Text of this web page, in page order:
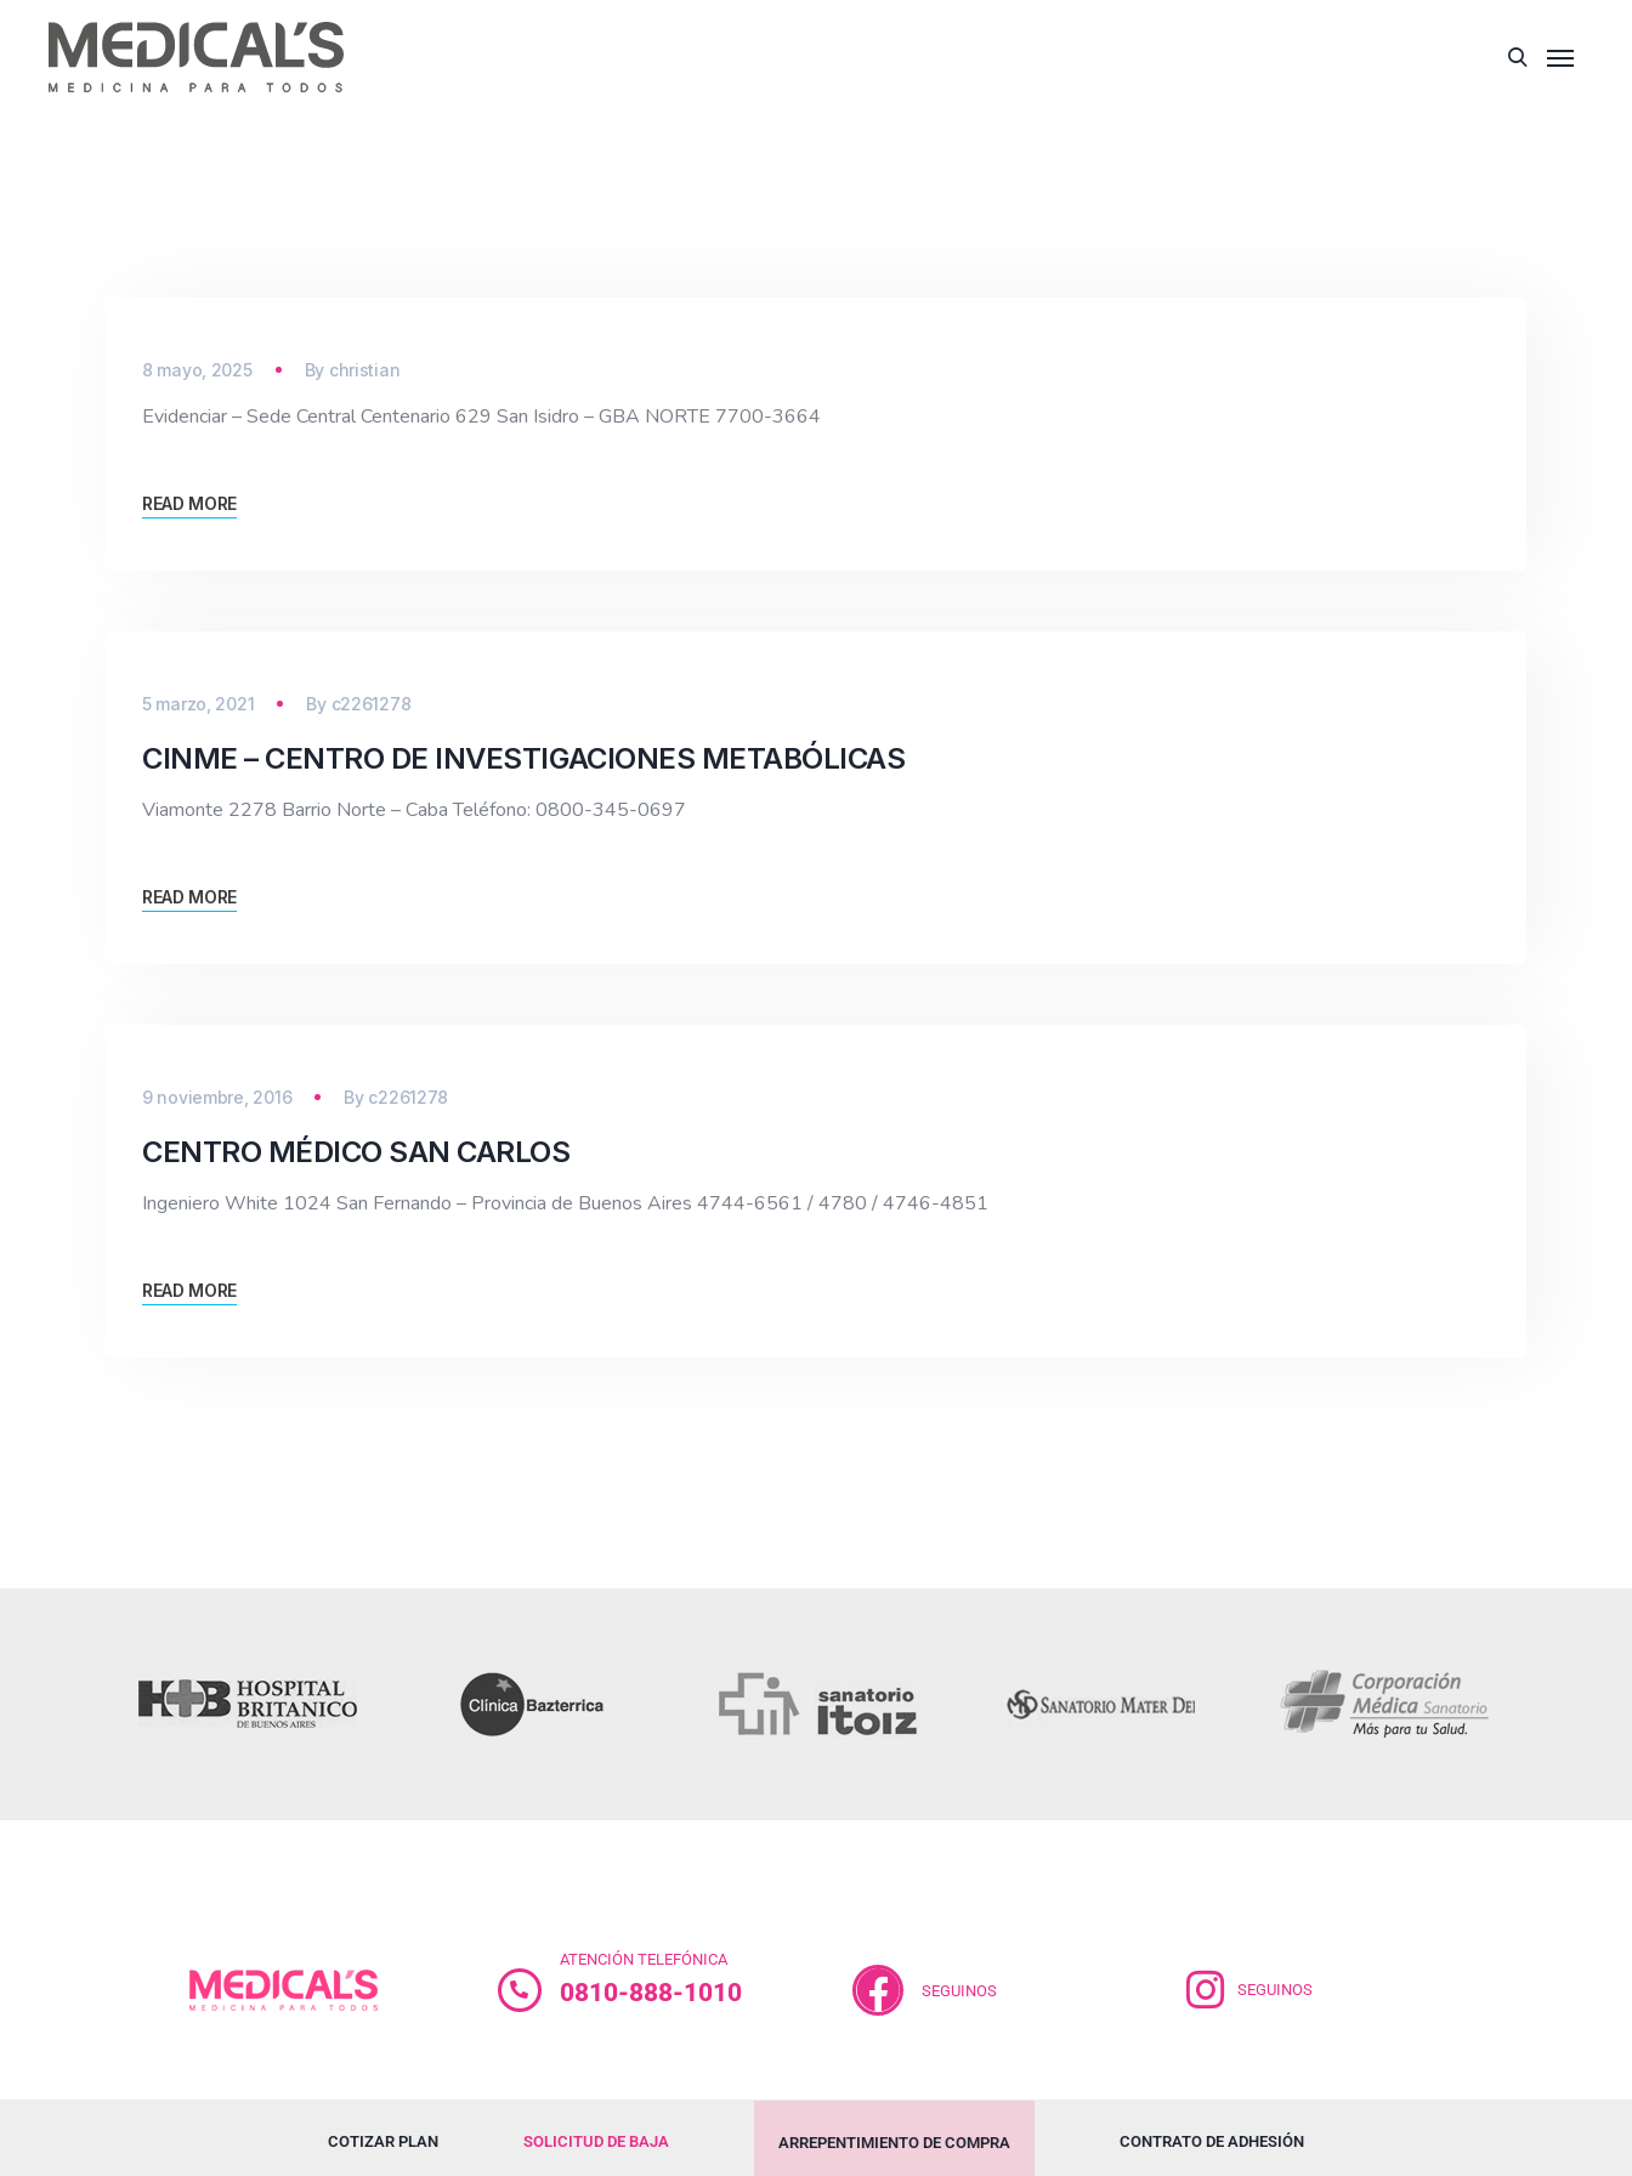
8 mayo, 2025 By christian
Evidenciar – Sede Central Centenario 629 San Isidro – GBA NORTE 7700-3664
READ MORE
5 marzo, 2021 By c2261278
CINME – CENTRO DE INVESTIGACIONES METABÓLICAS
Viamonte 2278 Barrio Norte – Caba Teléfono: 0800-345-0697
READ MORE
9 noviembre, 2016 By c2261278
CENTRO MÉDICO SAN CARLOS
Ingeniero White 1024 San Fernando – Provincia de Buenos Aires 4744-6561 / 4780 / 4746-4851
READ MORE
ATENCIÓN TELEFÓNICA
0810-888-1010 SEGUINOS SEGUINOS
COTIZAR PLAN SOLICITUD DE BAJA ARREPENTIMIENTO DE COMPRA CONTRATO DE ADHESIÓN